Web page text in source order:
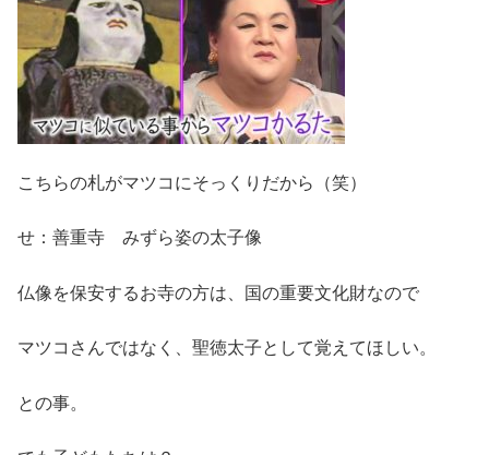
こちらの札がマツコにそっくりだから（笑）
せ：善重寺 みずら姿の太子像
仏像を保安するお寺の方は、国の重要文化財なので
マツコさんではなく、聖徳太子として覚えてほしい。
との事。